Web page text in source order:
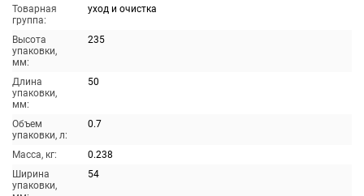
Товарная
группа:
уход и очистка
Высота
упаковки,
мм:
235
Длина
упаковки,
мм:
50
Объем
упаковки, л:
0.7
Масса, кг:
0.238
Ширина
упаковки,
54